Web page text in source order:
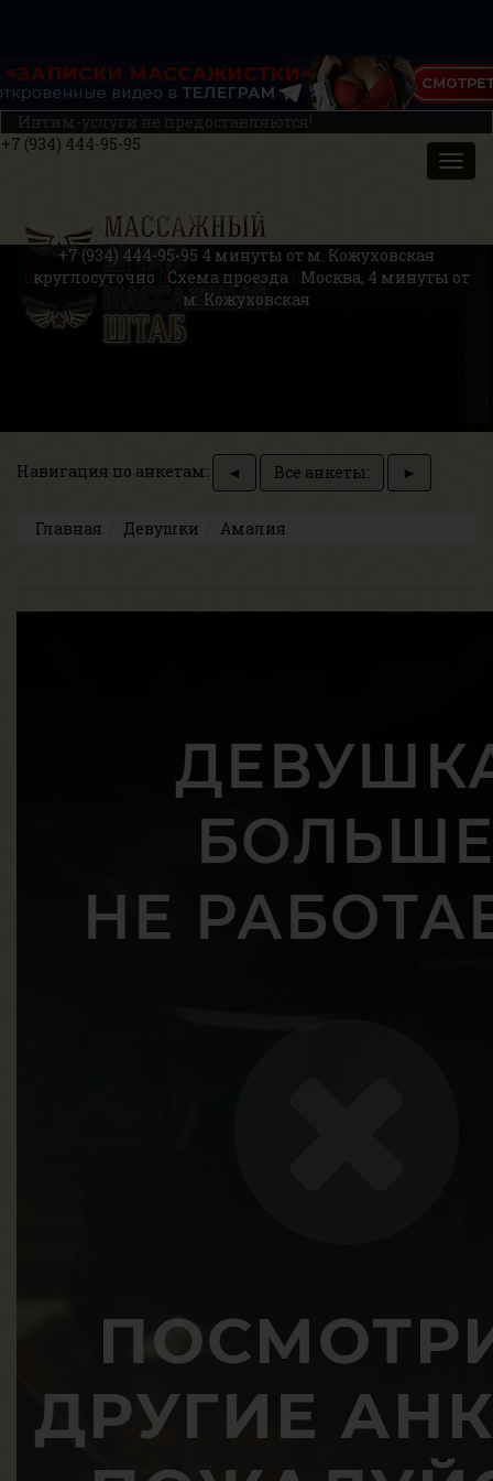
Интим-услуги не предоставляются!
+7 (934) 444-95-95
+7 (934) 444-95-95 4 минуты от м. Кожуховская
круглосуточно
Схема проезда
Москва, 4 минуты от
м. Кожуховская
Навигация по анкетам: ◄ Все анкеты: ►
Главная Девушки Амалия